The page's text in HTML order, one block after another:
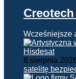
Wcześniejsze
6 sierpnia
satelitę